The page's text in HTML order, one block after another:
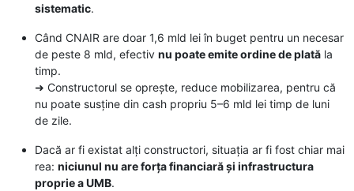
sistematic.
Când CNAIR are doar 1,6 mld lei în buget pentru un necesar
de peste 8 mld, efectiv nu poate emite ordine de plată la
timp.
➜ Constructorul se oprește, reduce mobilizarea, pentru că
nu poate susține din cash propriu 5–6 mld lei timp de luni
de zile.
Dacă ar fi existat alți constructori, situația ar fi fost chiar mai
rea: niciunul nu are forța financiară și infrastructura
proprie a UMB.